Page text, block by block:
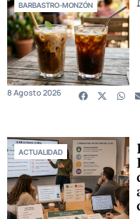
BARBASTRO-MONZÓN
8 Agosto 2026
ACTUALIDAD